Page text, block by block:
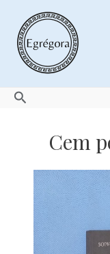
content
Search
Cem